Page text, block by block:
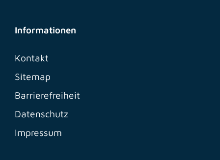
Informationen
Kontakt
Sitemap
Barrierefreiheit
Datenschutz
Impressum